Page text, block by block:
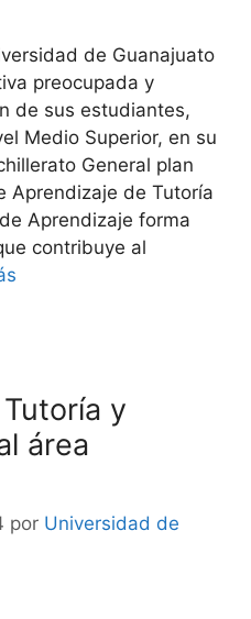
de Guanajuato
preocupada y
de sus estudiantes,
Medio Superior, en su
General plan
Aprendizaje de Tutoría
Aprendizaje forma
contribuye al
y
área
por Universidad de